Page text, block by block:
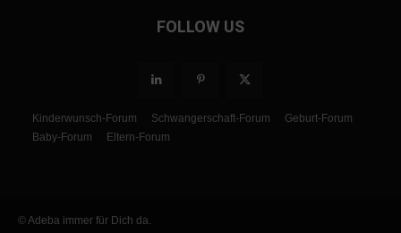
FOLLOW US
Kinderwunsch-Forum Schwangerschaft-Forum
Geburt-Forum
Baby-Forum
Eltern-Forum
© Adeba immer für Dich da.